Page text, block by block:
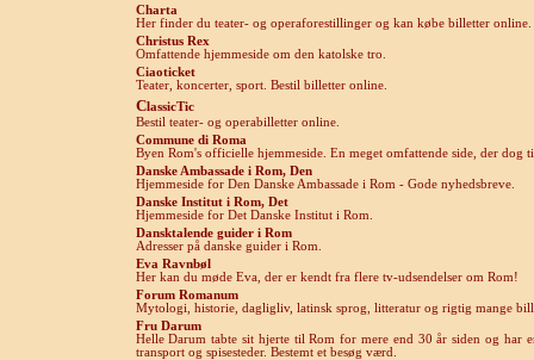
Charta
Her finder du teater- og operaforestillinger og kan købe billetter online.
Christus Rex
Omfattende hjemmeside om den katolske tro.
Ciaoticket
Teater, koncerter, sport. Bestil billetter online.
ClassicTic
Bestil teater- og operabilletter online.
Commune di Roma
Byen Rom's officielle hjemmeside. En meget omfattende side, der dog
Danske Ambassade iRom, Den
Hjemmeside for Den Danske Ambassade i Rom - Gode nyhedsbreve.
Danske Institut i Rom, Det
Hjemmeside for Det Danske Institut i Rom.
Dansktalende guider i Rom
Adresser på danske guider i Rom.
Eva Ravnbøl
Her kan du møde Eva, der er kendt fra flere tv-udsendelser om Rom!
Forum Romanum
Mytologi, historie, dagligliv, latinsk sprog, litteratur og rigtig mange
Fru Darum
Helle Darum tabte sit hjerte til Rom for mere end 30 år siden og har
transport og spisesteder. Bestemt et besøg værd.